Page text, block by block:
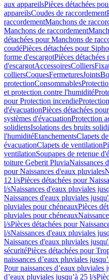
aux appareilsPièces détachées
appareilsCoudes de raccordement
raccordementManchons de
Manchons de raccordement
détachées pour Manchons de
coudéPièces détachées pour
forme d'escargotPièces
d'escargotAccessoiresColliers
colliersCoquesFermeturesJoints
protectionConsommables
et protection contre l'humidité
pour Protection incendie
d'évacuationPièces détachées
systèmes d'évacuationProtection
solidiensIsolations des bruits
l'humiditéEtanchementsClapets
évacuationClapets de ventilation
ventilationSoupapes de retenue
toiture Geberit PluviaNaissances
pour Naissances d'eaux pluviales
12 l/sPièces détachées pour
l/sNaissances d'eaux pluviales
Naissances d'eaux pluviales
pluviales pour chéneauxPièces
pluviales pour chéneaux
l/sPièces détachées pour
l/sNaissances d'eaux pluviales
Naissances d'eaux pluviales
sécuritéPièces détachées pour
naissances d’eaux pluviales
Pour naissances d’eaux pluviales
d’eaux pluviales jusqu’à 25 l/s